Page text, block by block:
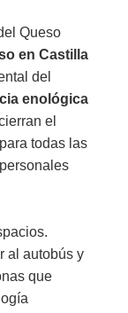
Queso
en Castilla
del
enológica
el
todas las
al autobús y
que